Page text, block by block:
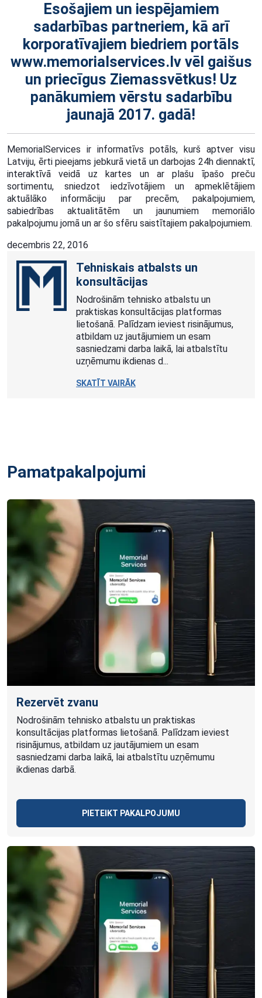
Esošajiem un iespējamiem
sadarbības partneriem, kā arī
korporatīvajiem biedriem portāls
www.memorialservices.lv vēl gaišus
un priecīgus Ziemassvētkus! Uz
panākumiem vērstu sadarbību
jaunajā 2017. gadā!
MemorialServices ir informatīvs potāls, kurš aptver visu
Latviju, ērti pieejams jebkurā vietā un darbojas 24h diennaktī,
interaktīvā veidā uz kartes un ar plašu īpašo preču
sortimentu, sniedzot iedzīvotājiem un apmeklētājiem
aktuālāko informāciju par precēm, pakalpojumiem,
sabiedrības aktualitātēm un jaunumiem memoriālo
pakalpojumu jomā un ar šo sfēru saistītajiem pakalpojumiem.
decembris 22, 2016
Tehniskais atbalsts un
konsultācijas
Nodrošinām tehnisko atbalstu un
praktiskas konsultācijas platformas
lietošanā. Palīdzam ieviest risinājumus,
atbildam uz jautājumiem un esam
sasniedzami darba laikā, lai atbalstītu
uzņēmumu ikdienas d...
SKATĪT VAIRĀK
Pamatpakalpojumi
Rezervēt zvanu
Nodrošinām tehnisko atbalstu un praktiskas
konsultācijas platformas lietošanā. Palīdzam ieviest
risinājumus, atbildam uz jautājumiem un esam
sasniedzami darba laikā, lai atbalstītu uzņēmumu
ikdienas darbā.
PIETEIKT PAKALPOJUMU